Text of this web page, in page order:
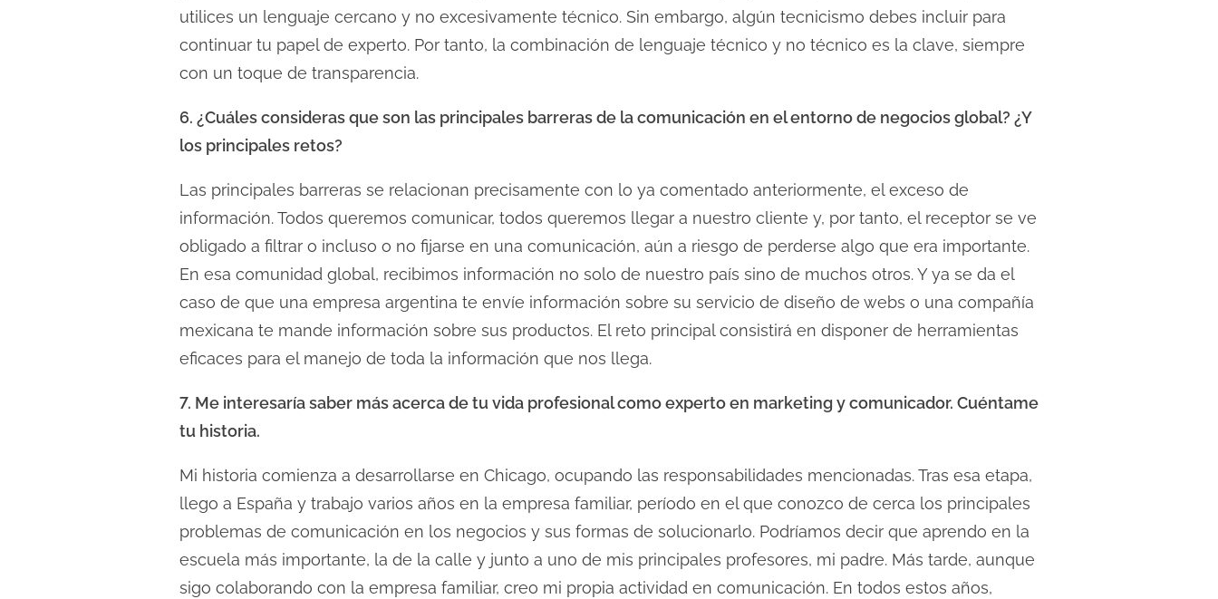
utilices un lenguaje cercano y no excesivamente técnico. Sin embargo, algún tecnicismo debes incluir para
continuar tu papel de experto. Por tanto, la combinación de lenguaje técnico y no técnico es la clave, siempre
con un toque de transparencia.
6. ¿Cuáles consideras que son las principales barreras de la comunicación en el entorno de negocios global? ¿Y
los principales retos?
Las principales barreras se relacionan precisamente con lo ya comentado anteriormente, el exceso de
información. Todos queremos comunicar, todos queremos llegar a nuestro cliente y, por tanto, el receptor se ve
obligado a filtrar o incluso o no fijarse en una comunicación, aún a riesgo de perderse algo que era importante.
En esa comunidad global, recibimos información no solo de nuestro país sino de muchos otros. Y ya se da el
caso de que una empresa argentina te envíe información sobre su servicio de diseño de webs o una compañía
mexicana te mande información sobre sus productos. El reto principal consistirá en disponer de herramientas
eficaces para el manejo de toda la información que nos llega.
7. Me interesaría saber más acerca de tu vida profesional como experto en marketing y comunicador. Cuéntame
tu historia.
Mi historia comienza a desarrollarse en Chicago, ocupando las responsabilidades mencionadas. Tras esa etapa,
llego a España y trabajo varios años en la empresa familiar, período en el que conozco de cerca los principales
problemas de comunicación en los negocios y sus formas de solucionarlo. Podríamos decir que aprendo en la
escuela más importante, la de la calle y junto a uno de mis principales profesores, mi padre. Más tarde, aunque
sigo colaborando con la empresa familiar, creo mi propia actividad en comunicación. En todos estos años,